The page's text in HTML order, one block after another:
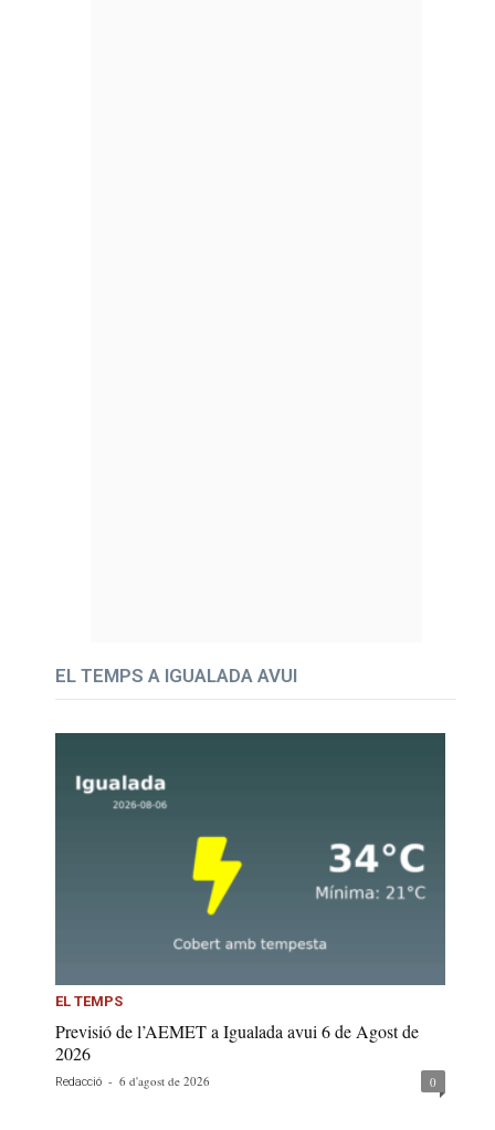
EL TEMPS A IGUALADA AVUI
EL TEMPS
Previsió de l’AEMET a Igualada avui 6 de Agost de
2026
Redacció - 6 d'agost de 2026 0